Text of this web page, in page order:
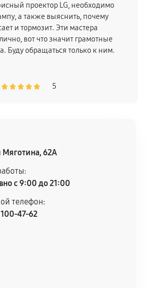
проектор LG, необходимо
а также выяснить, почему
и тормозит. Эти мастера
вот что значит грамотные
Буду обращаться только к ним.
5
Мяготина, 62А
с 9:00 до 21:00
телефон:
47-62